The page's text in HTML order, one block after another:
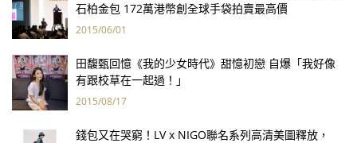
石柏金包 172萬港幣創全球手袋拍賣最高價
2015/06/01
田馥甄回憶《我的少女時代》甜憶初戀 自爆「我好像
有跟校草在一起過！」
2015/08/17
錢包又在哭窮！LV x NIGO聯名系列高清美圖釋放，